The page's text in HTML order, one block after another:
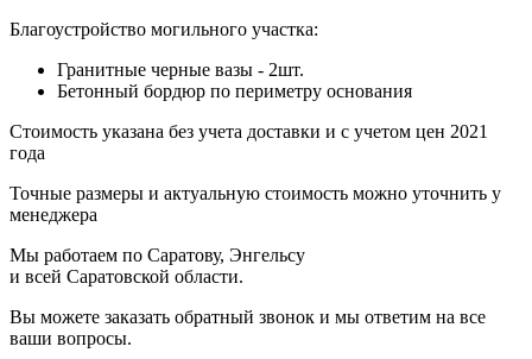
Благоустройство могильного участка:
Гранитные черные вазы - 2шт.
Бетонный бордюр по периметру основания
Стоимость указана без учета доставки и с учетом цен 2021
года
Точные размеры и актуальную стоимость можно уточнить у
менеджера
Мы работаем по Саратову, Энгельсу
и всей Саратовской области.
Вы можете заказать обратный звонок и мы ответим на все
ваши вопросы.